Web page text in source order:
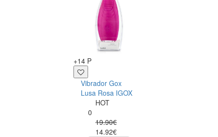
+14 P
Vibrador Gox
Lusa Rosa IGOX
HOT
0
19.90€
14.92€